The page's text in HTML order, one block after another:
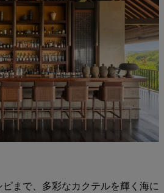
まで、多彩なカクテルを輝く海に